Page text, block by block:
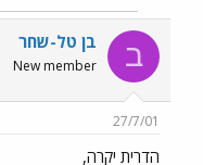
ב בן טל-שחר
New member
27/7/01
הדרית יקרה,